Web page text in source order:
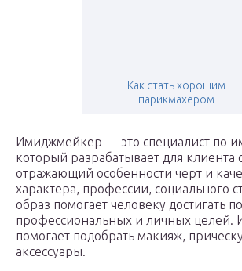
Как стать хорошим
парикмахером
Имиджмейкер — это специалист по
который разрабатывает для клиента
отражающий особенности черт и
характера, профессии, социального
образ помогает человеку достигать
профессиональных и личных целей.
помогает подобрать макияж,
аксессуары.